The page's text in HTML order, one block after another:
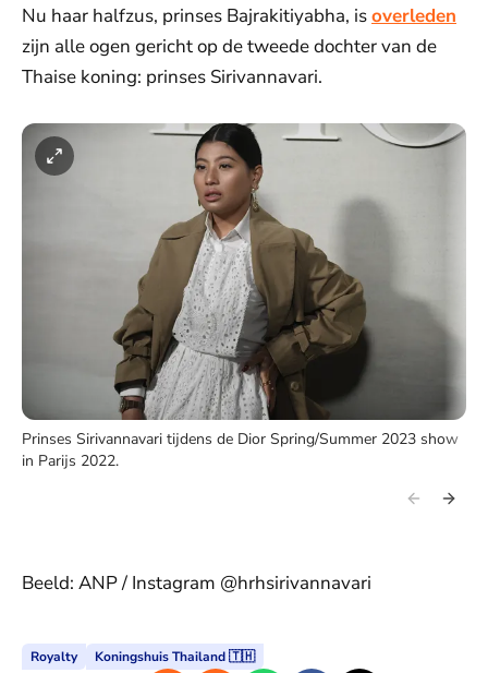
Nu haar halfzus, prinses Bajrakitiyabha, isoverleden
zijn alle ogen gericht op de tweede dochter van de
Thaise koning: prinses Sirivannavari.
Prinses Sirivannavari tijdens de Dior Spring/Summer 2023 show
in Parijs 2022.
Beeld: ANP / Instagram @hrhsirivannavari
Royalty Koningshuis Thailand 🇹🇭